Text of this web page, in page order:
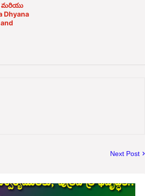
మరియు
Dhyana
Next Post